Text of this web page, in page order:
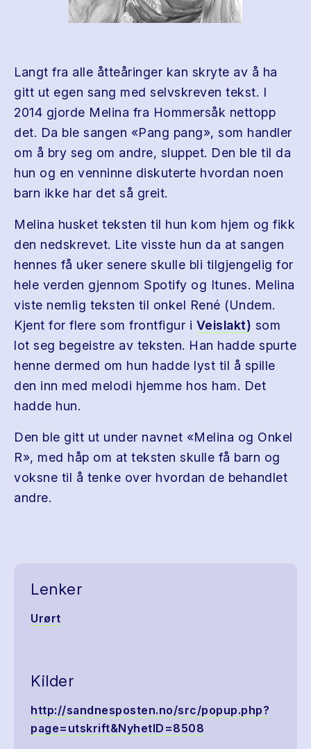
Langt fra alle åtteåringer kan skryte av å ha
gitt ut egen sang med selvskreven tekst. I
2014 gjorde Melina fra Hommersåk nettopp
det. Da ble sangen «Pang pang», som handler
om å bry seg om andre, sluppet. Den ble til da
hun og en venninne diskuterte hvordan noen
barn ikke har det så greit.
Melina husket teksten til hun kom hjem og fikk
den nedskrevet. Lite visste hun da at sangen
hennes få uker senere skulle bli tilgjengelig for
hele verden gjennom Spotify og Itunes. Melina
viste nemlig teksten til onkel René (Undem.
Kjent for flere som frontfigur i Veislakt) som
lot seg begeistre av teksten. Han hadde spurte
henne dermed om hun hadde lyst til å spille
den inn med melodi hjemme hos ham. Det
hadde hun.
Den ble gitt ut under navnet «Melina og Onkel
R», med håp om at teksten skulle få barn og
voksne til å tenke over hvordan de behandlet
andre.
Lenker
Urørt
Kilder
http://sandnesposten.no/src/popup.php?
page=utskrift&NyhetID=8508